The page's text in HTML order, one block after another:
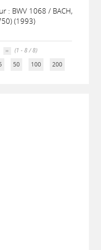
: BWV 1068 / BACH,
(1993)
(1 - 8 / 8)
50 100 200